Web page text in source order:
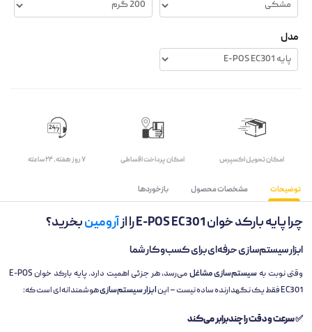
مدل
اﻣﮑﺎن ﺗﺤﻮﯾﻞ اﮐﺴﭙﺮس امکان پرداخت اقساطی ۷ روز ﻫﻔﺘﻪ، ۲۴ ﺳﺎﻋﺘﻪ
توضیحات مشخصات محصول بازخوردها
چرا پایه بارکد خوان E-POS EC301 را از آرومینبخرید؟
ابزار سیستم‌سازی حرفه‌ای برای کسب‌وکار شما
وقتی نوبت بهسیستم‌سازی مشاغل
می‌رسد، هر جزئی اهمیت دارد. پایه بارکد خوان E-POS
EC301 فقط یک نگهدارنده ساده نیست – این
ابزار سیستم‌سازیهوشمندانه‌ای است که:
✅سرعت و دقت را چندبرابر می‌کند